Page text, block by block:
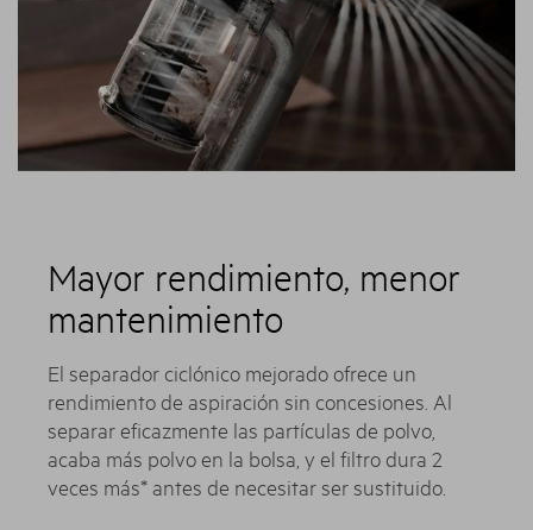
Mayor rendimiento, menor
mantenimiento
El separador ciclónico mejorado ofrece un
rendimiento de aspiración sin concesiones. Al
separar eficazmente las partículas de polvo,
acaba más polvo en la bolsa, y el filtro dura 2
veces más* antes de necesitar ser sustituido.